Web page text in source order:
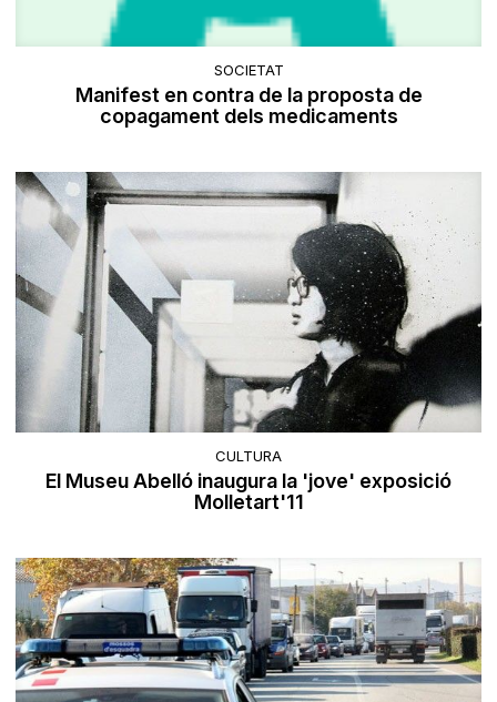
SOCIETAT
Manifest en contra de la proposta de
copagament dels medicaments
CULTURA
El Museu Abelló inaugura la 'jove' exposició
Molletart'11